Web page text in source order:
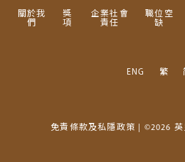
關於我
們
獎
項
企業社會
責任
職位空
缺
ENG 繁
免責條款及私隱政策 | ©2026 英